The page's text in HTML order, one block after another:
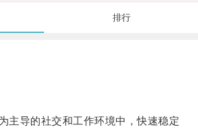
排行
导的社交和工作环境中，快速稳定